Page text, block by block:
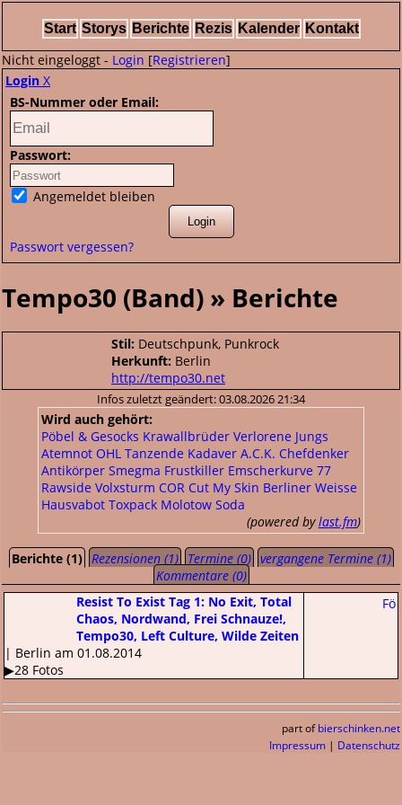
Start Storys Berichte Rezis Kalender Kontakt
Nicht eingeloggt - Login [Registrieren]
Login X
BS-Nummer oder Email:
Passwort:
Angemeldet bleiben
Passwort vergessen?
Tempo30 (Band) » Berichte
Stil: Deutschpunk, Punkrock
Herkunft: Berlin
http://tempo30.net
Infos zuletzt geändert: 03.08.2026 21:34
Wird auch gehört:
Pöbel & Gesocks Krawallbrüder Verlorene Jungs
Atemnot OHL Tanzende Kadaver A.C.K. Chefdenker
Antikörper Smegma Frustkiller Emscherkurve 77
Rawside Volxsturm COR Cut My Skin Berliner Weisse
Hausvabot Toxpack Molotow Soda
(powered bylast.fm)
Berichte (1) Rezensionen (1) Termine (0) vergangene Termine (1)
Kommentare (0)
Fö
Resist To Exist Tag 1: No Exit, Total
Chaos, Nordwand, Frei Schnauze!,
Tempo30, Left Culture, Wilde Zeiten
| Berlin am 01.08.2014
▶28 Fotos
part of bierschinken.net
Impressum | Datenschutz